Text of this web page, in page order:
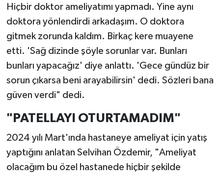
Hiçbir doktor ameliyatımı yapmadı. Yine aynı
doktora yönlendirdi arkadaşım. O doktora
gitmek zorunda kaldım. Birkaç kere muayene
etti. 'Sağ dizinde şöyle sorunlar var. Bunları
bunları yapacağız' diye anlattı. 'Gece gündüz bir
sorun çıkarsa beni arayabilirsin' dedi. Sözleri bana
güven verdi" dedi.
"PATELLAYI OTURTAMADIM"
2024 yılı Mart'ında hastaneye ameliyat için yatış
yaptığını anlatan Selvihan Özdemir, "Ameliyat
olacağım bu özel hastanede hiçbir şekilde